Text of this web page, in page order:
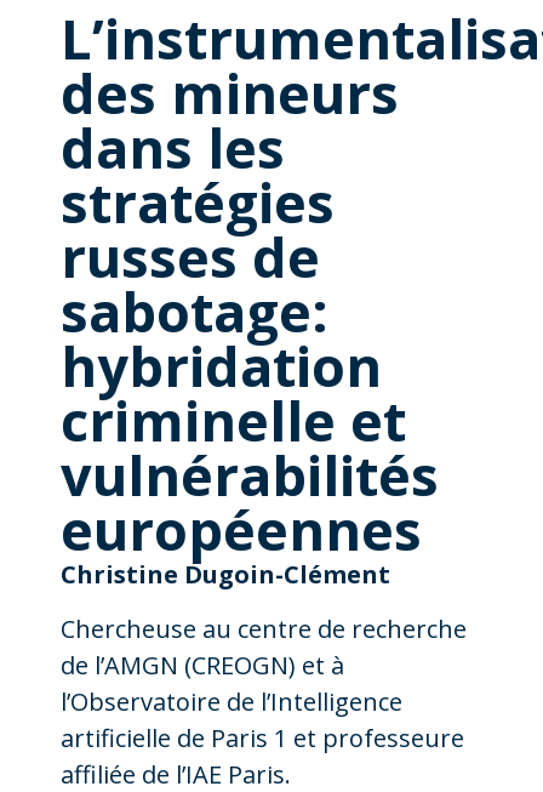
des mineurs
dans les
stratégies
russes de
sabotage:
hybridation
criminelle et
vulnérabilités
européennes
Christine Dugoin-Clément
Chercheuse au centre de recherche
de l’AMGN (CREOGN) et à
l’Observatoire de l’Intelligence
artificielle de Paris 1 et professeure
affiliée de l’IAE Paris.